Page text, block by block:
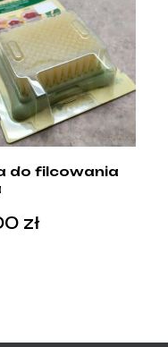
do filcowania
zł